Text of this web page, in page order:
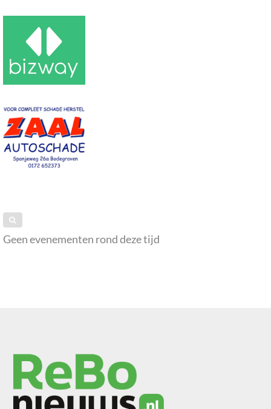
Geen evenementen rond deze tijd